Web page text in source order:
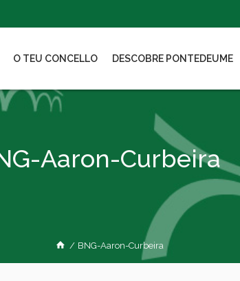
O TEU CONCELLO DESCOBRE PONTEDEUME
Aaron-Curbeira
/ BNG-Aaron-Curbeira